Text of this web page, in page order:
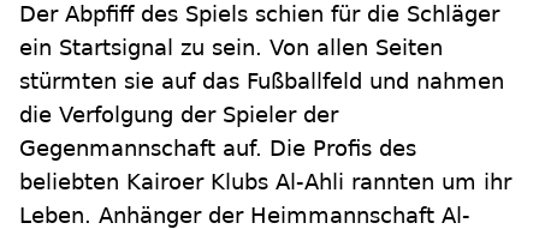
Der Abpfiff des Spiels schien für die Schläger
ein Startsignal zu sein. Von allen Seiten
stürmten sie auf das Fußballfeld und nahmen
die Verfolgung der Spieler der
Gegenmannschaft auf. Die Profis des
beliebten Kairoer Klubs Al-Ahli rannten um ihr
Leben. Anhänger der Heimmannschaft Al-